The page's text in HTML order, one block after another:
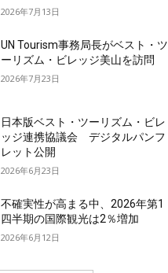
2026年7月13日
UN Tourism事務局長がベスト・ツ
ーリズム・ビレッジ美山を訪問
2026年7月23日
日本版ベスト・ツーリズム・ビレ
ッジ連携協議会 デジタルパンフ
レット公開
2026年6月23日
不確実性が高まる中、2026年第1
四半期の国際観光は2％増加
2026年6月12日